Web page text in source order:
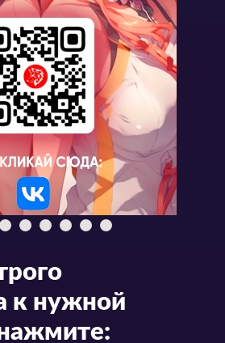
к нужной